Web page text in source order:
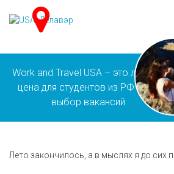
Work and Travel USA – это лучшая
цена для студентов из РФ и РК,
выбор вакансий
Лето закончилось, а в мыслях я до сих